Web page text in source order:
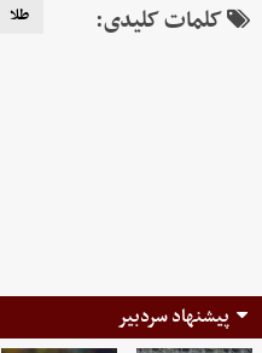
کلمات کلیدی: طلا
پیشنهاد سردبیر